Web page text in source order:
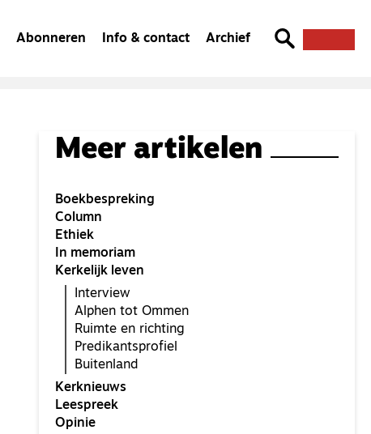
Abonneren Info & contact Archief
Meer artikelen
Boekbespreking
Column
Ethiek
In memoriam
Kerkelijk leven
Interview
Alphen tot Ommen
Ruimte en richting
Predikantsprofiel
Buitenland
Kerknieuws
Leespreek
Opinie